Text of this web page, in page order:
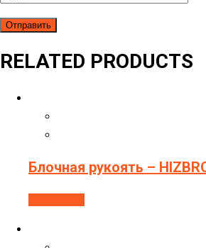
RELATED PRODUCTS
Блочная рукоять –